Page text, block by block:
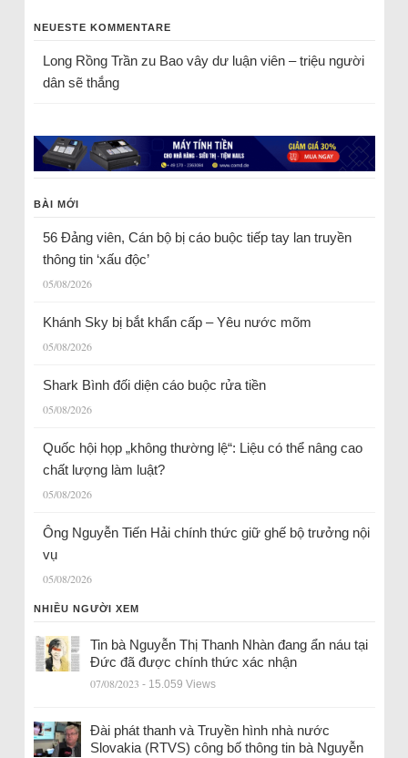
NEUESTE KOMMENTARE
Long Rồng Trầnzu Bao vây dư luận viên – triệu người
dân sẽ thắng
BÀI MỚI
56 Đảng viên, Cán bộ bị cáo buộc tiếp tay lan truyền
thông tin ‘xấu độc’
05/08/2026
Khánh Sky bị bắt khẩn cấp – Yêu nước mõm
05/08/2026
Shark Bình đối diện cáo buộc rửa tiền
05/08/2026
Quốc hội họp „không thường lệ“: Liệu có thể nâng cao
chất lượng làm luật?
05/08/2026
Ông Nguyễn Tiến Hải chính thức giữ ghế bộ trưởng nội
vụ
05/08/2026
NHIỀU NGƯỜI XEM
Tin bà Nguyễn Thị Thanh Nhàn đang ẩn náu tại
Đức đã được chính thức xác nhận
07/08/2023 - 15.059 Views
Đài phát thanh và Truyền hình nhà nước
Slovakia (RTVS) công bố thông tin bà Nguyễn